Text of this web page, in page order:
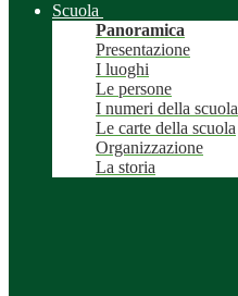
Scuola
Panoramica
Presentazione
I luoghi
Le persone
I numeri della scuola
Le carte della scuola
Organizzazione
La storia